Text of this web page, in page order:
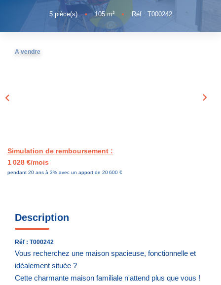
TRANSACTIONS RÉALISÉES
5pièce(s) • 105m² • Réf : T000242
A vendre
Simulation de remboursement :
1 028 €/mois
pendant 20 ans à 3% avec un apport de 20 600 €
Description
Réf : T000242
Vous recherchez une maison spacieuse, fonctionnelle et
idéalement située ?
Cette charmante maison familiale n'attend plus que vous !